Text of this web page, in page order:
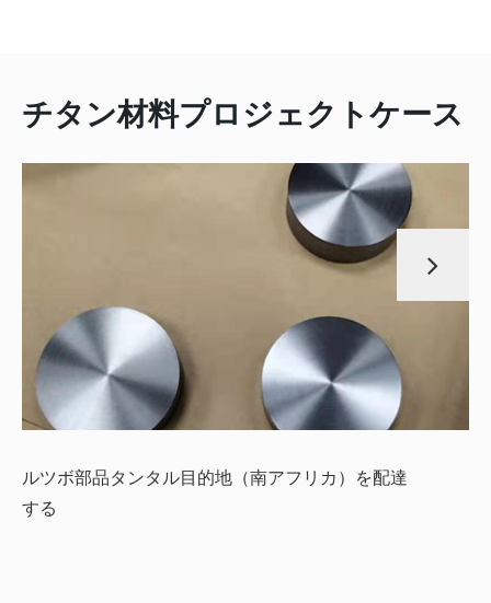
チタン材料プロジェクトケース
ルツボ部品タンタル目的地（南アフリカ）を配達
する